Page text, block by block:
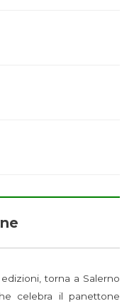
torna a Salerno
celebra il panettone